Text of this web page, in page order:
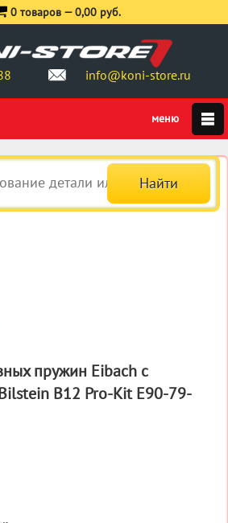
info@koni-store.ru
0 товаров —0,00 руб.
пружин Eibach с
B12 Pro-Kit E90-79-